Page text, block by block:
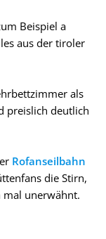
Beispiel a
aus der tiroler
als
preislich deutlich
Rofanseilbahn
die Stirn,
mal unerwähnt.